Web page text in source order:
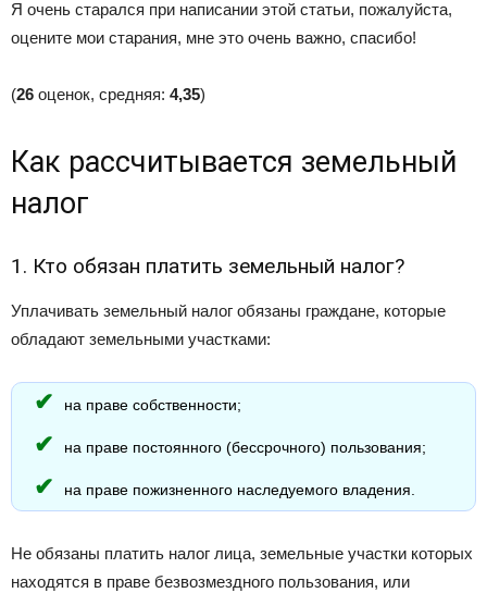
Я очень старался при написании этой статьи, пожалуйста,
оцените мои старания, мне это очень важно, спасибо!
(26 оценок, средняя: 4,35)
Как рассчитывается земельный
налог
1. Кто обязан платить земельный налог?
Уплачивать земельный налог обязаны граждане, которые
обладают земельными участками:
на праве собственности;
на праве постоянного (бессрочного) пользования;
на праве пожизненного наследуемого владения.
Не обязаны платить налог лица, земельные участки которых
находятся в праве безвозмездного пользования, или